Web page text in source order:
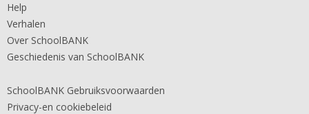
Help
Verhalen
Over SchoolBANK
Geschiedenis van SchoolBANK
SchoolBANK Gebruiksvoorwaarden
Privacy-en cookiebeleid